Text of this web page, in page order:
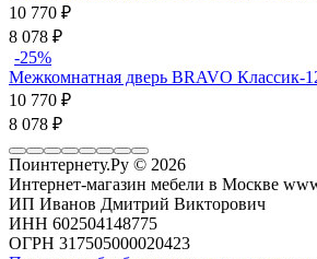
10 770 ₽
8 078 ₽
-25%
Межкомнатная дверь BRAVO Классик-
10 770 ₽
8 078 ₽
Поинтернету.Ру © 2026
Интернет-магазин мебели в Москве
ИП Иванов Дмитрий Викторович
ИНН 602504148775
ОГРН 317505000020423